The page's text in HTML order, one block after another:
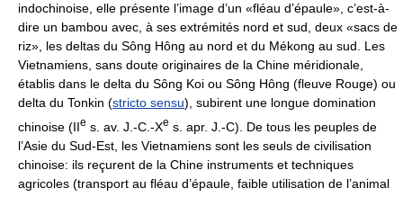
indochinoise, elle présente l’image d’un «fléau d’épaule», c’est-à-
dire un bambou avec, à ses extrémités nord et sud, deux «sacs de
riz», les deltas du Sông Hông au nord et du Mékong au sud. Les
Vietnamiens, sans doute originaires de la Chine méridionale,
établis dans le delta du Sông Koi ou Sông Hông (fleuve Rouge) ou
delta du Tonkin (stricto sensu), subirent une longue domination
chinoise (IIe s. av. J.-C.-Xe s. apr. J.-C). De tous les peuples de
l’Asie du Sud-Est, les Vietnamiens sont les seuls de civilisation
chinoise: ils reçurent de la Chine instruments et techniques
agricoles (transport au fléau d’épaule, faible utilisation de l’animal